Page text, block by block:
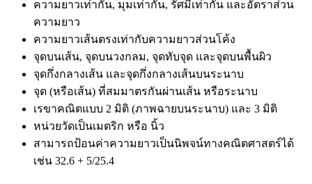
ความยาวเท่ากัน, มุมเท่ากัน, รัศมีเท่ากัน และอัตราส่วน
ความยาว
ความยาวเส้นตรงเท่ากับความยาวส่วนโค้ง
จุดบนเส้น, จุดบนวงกลม, จุดทับจุด และจุดบนพื้นผิว
จุดกึ่งกลางเส้น และจุดกึ่งกลางเส้นบนระนาบ
จุด (หรือเส้น) ที่สมมาตรกันผ่านเส้น หรือระนาบ
เรขาคณิตแบบ 2 มิติ (ภาพฉายบนระนาบ) และ 3 มิติ
หน่วยวัดเป็นเมตริก หรือ นิ้ว
สามารถป้อนค่าความยาวเป็นนิพจน์ทางคณิตศาสตร์ได้
เช่น 32.6 + 5/25.4